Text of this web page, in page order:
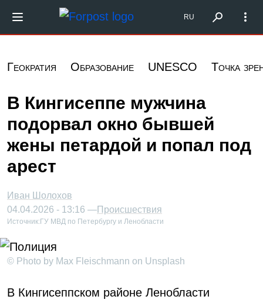
Перейти к основному содержанию
Форпост Северо-Запад
RU
Геократия Образование UNESCO Точка
В Кингисеппе мужчина
подорвал окно бывшей
жены петардой и попал под
арест
Иван Шолохов
04.04.2026 - 13:16 —Происшествия
Источник: ГУ МВД по Петербургу и Ленобласти
© Photo by Max Fleischmann on Unsplash
В Кингисеппском районе Ленобласти